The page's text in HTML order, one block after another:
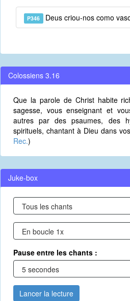
P346 Deus criou-nos como
Colossiens 3.16
Que la parole de Christ habite
sagesse, vous enseignant et
autres par des psaumes, des
spirituels, chantant à Dieu dans
Rec.)
Juke-box
Pause entre les chants :
Lancer la lecture